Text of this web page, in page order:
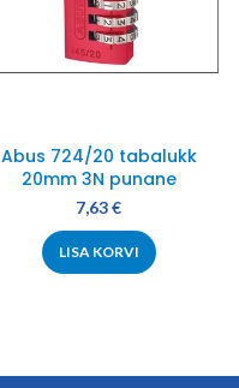
Abus 724/20 tabalukk
20mm 3N punane
7,63€
LISA KORVI